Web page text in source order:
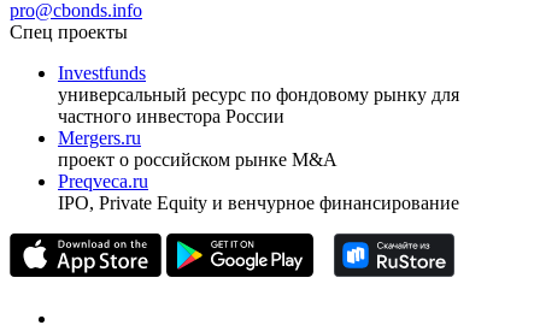
ежеквартальный аналитический журнал
оформить подписку
pro@cbonds.info
Спец проекты
Investfunds
универсальный ресурс по фондовому рынку для
частного инвестора России
проект о российском рынке M&A
Preqveca.ru